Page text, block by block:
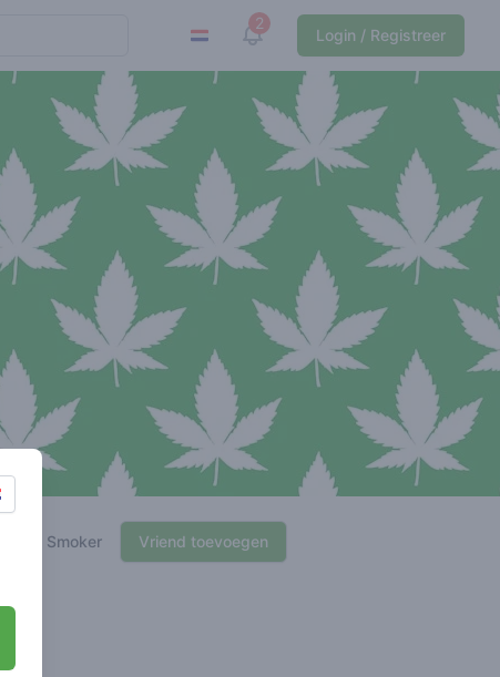
2
View notifications
Login / Registreer
🍃 Smoker Vriend toevoegen